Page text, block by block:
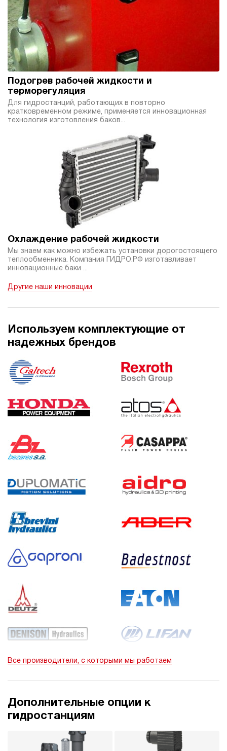
Подогрев рабочей жидкости и
терморегуляция
Для гидростанций, работающих в повторно
кратковременном режиме, применяется инновационная
технология изготовления баков...
Охлаждение рабочей жидкости
Мы знаем как можно избежать установки дорогостоящего
теплообменника. Компания ГИДРО.РФ изготавливает
инновационные баки ...
Другие наши инновации
Используем комплектующие от
надежных брендов
Все производители, с которыми мы работаем
Дополнительные опции к
гидростанциям